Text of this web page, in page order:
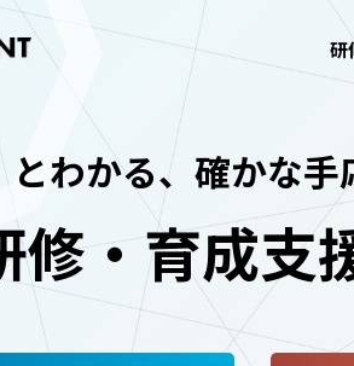
研
とわかる、確かな手
修・育成支